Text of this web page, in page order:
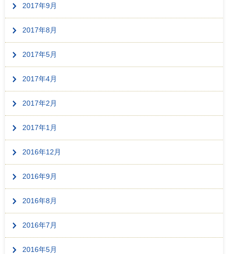
2017年9月
2017年8月
2017年5月
2017年4月
2017年2月
2017年1月
2016年12月
2016年9月
2016年8月
2016年7月
2016年5月